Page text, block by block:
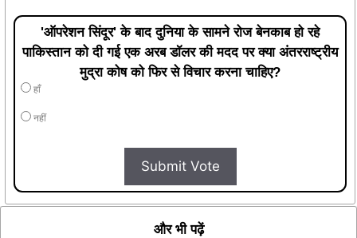
'ऑपरेशन सिंदूर' के बाद दुनिया के सामने रोज बेनकाब हो रहे
पाकिस्तान को दी गई एक अरब डॉलर की मदद पर क्या अंतरराष्ट्रीय
मुद्रा कोष को फिर से विचार करना चाहिए?
हाँ
नहीं
Submit Vote
और भी पढ़ें